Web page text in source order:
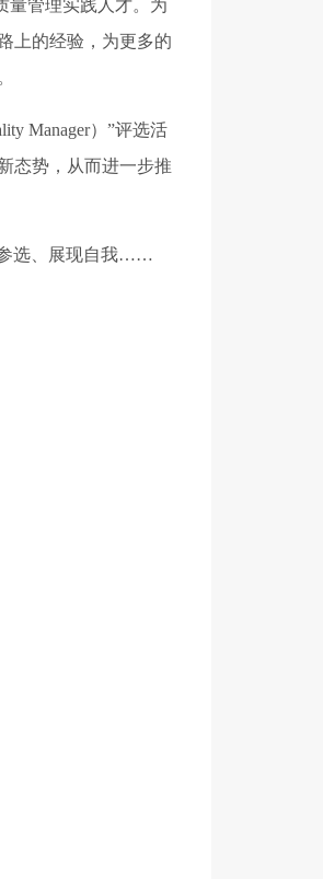
量管理实践人才。为
上的经验，为更多的
Manager）”评选活
态势，从而进一步推
参选、展现自我……